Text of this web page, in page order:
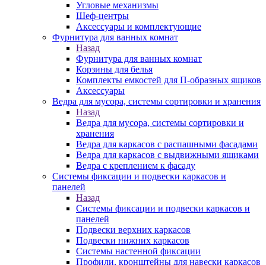
Угловые механизмы
Шеф-центры
Аксессуары и комплектующие
Фурнитура для ванных комнат
Назад
Фурнитура для ванных комнат
Корзины для белья
Комплекты емкостей для П-образных ящиков
Аксессуары
Ведра для мусора, системы сортировки и хранения
Назад
Ведра для мусора, системы сортировки и
хранения
Ведра для каркасов с распашными фасадами
Ведра для каркасов с выдвижными ящиками
Ведра с креплением к фасаду
Системы фиксации и подвески каркасов и
панелей
Назад
Системы фиксации и подвески каркасов и
панелей
Подвески верхних каркасов
Подвески нижних каркасов
Системы настенной фиксации
Профили, кронштейны для навески каркасов